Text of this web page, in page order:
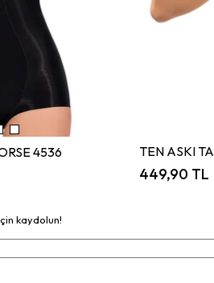
4536
449,90 TL
kaydolun!